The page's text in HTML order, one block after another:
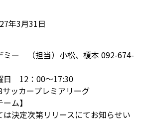
年3月31日
ミー （担当）小松、榎本 092-674-
日 12：00〜17:30
サッカープレミアリーグ
ム】
決定次第リリースにてお知らせい